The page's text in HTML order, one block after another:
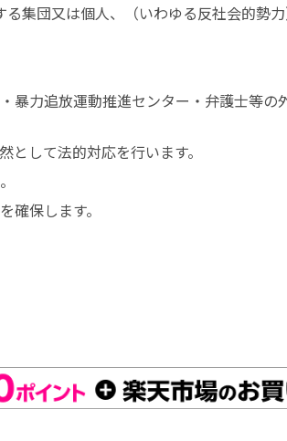
集団又は個人、（いわゆる反社会的勢
暴力追放運動推進センター・弁護士等
して法的対応を行います。
保します。